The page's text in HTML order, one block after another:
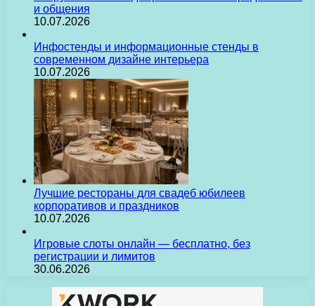
и общения
10.07.2026
Инфостенды и информационные стенды в
современном дизайне интерьера
10.07.2026
Лучшие рестораны для свадеб юбилеев
корпоративов и праздников
10.07.2026
Игровые слоты онлайн — бесплатно, без
регистрации и лимитов
30.06.2026